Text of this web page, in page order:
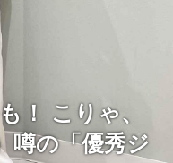
！ こりゃ、
噂の「優秀ジ